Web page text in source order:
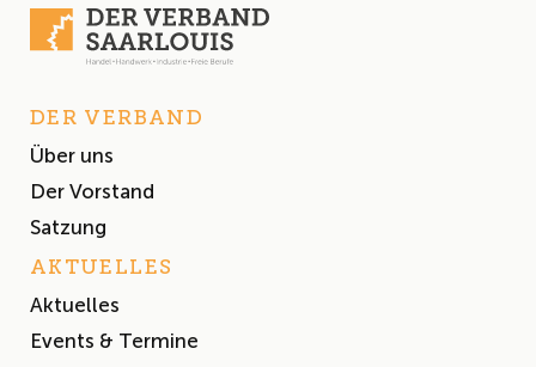
DER VERBAND
Über uns
Der Vorstand
Satzung
AKTUELLES
Aktuelles
Events & Termine